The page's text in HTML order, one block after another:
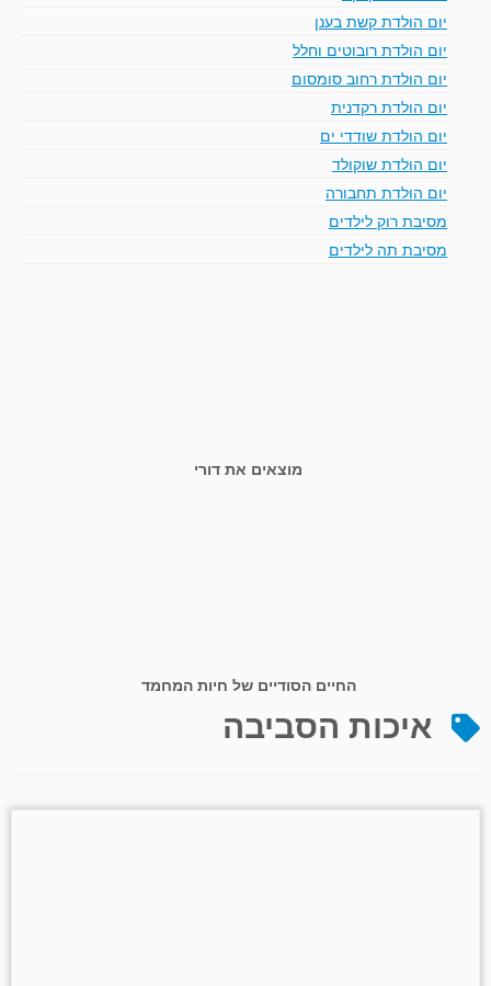
יום הולדת קשת בענן
יום הולדת רובוטים וחלל
יום הולדת רחוב סומסום
יום הולדת רקדנית
יום הולדת שודדי ים
יום הולדת שוקולד
יום הולדת תחבורה
מסיבת רוק לילדים
מסיבת תה לילדים
מוצאים את דורי
החיים הסודיים של חיות המחמד
איכות הסביבה